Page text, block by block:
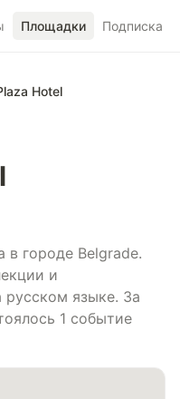
Площадки Подписка
Hotel
городе Belgrade.
и
русском языке. За
1 событие